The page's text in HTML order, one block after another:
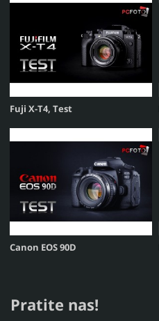
Fuji X-T4, Test
Canon EOS 90D
Pratite nas!